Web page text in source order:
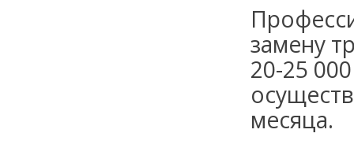
замену
20-25
месяца.